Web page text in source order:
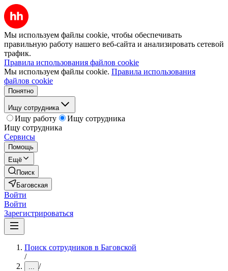
Мы используем файлы cookie, чтобы обеспечивать
правильную работу нашего веб-сайта и анализировать сетевой
трафик.
Правила использования файлов cookie
Мы используем файлы cookie. Правила использования
файлов cookie
Понятно
Ищу сотрудника
Ищу работу
Ищу сотрудника
Ищу сотрудника
Сервисы
Помощь
Ещё
Поиск
Баговская
Войти
Войти
Зарегистрироваться
Поиск сотрудников в Баговской
/
... /